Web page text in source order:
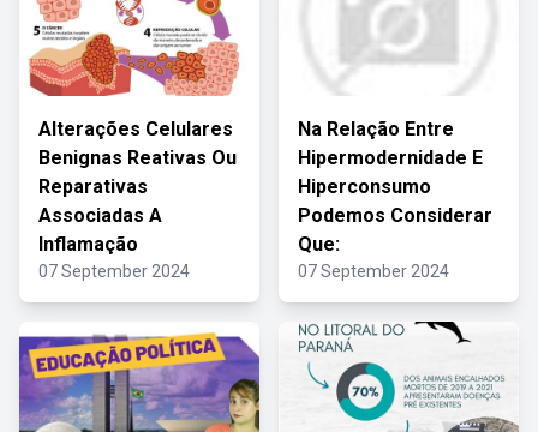
Alterações Celulares
Benignas Reativas Ou
Reparativas
Associadas A
Inflamação
07 September 2024
Na Relação Entre
Hipermodernidade E
Hiperconsumo
Podemos Considerar
Que:
07 September 2024